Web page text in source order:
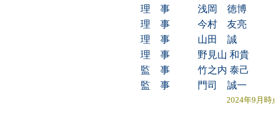
理 事
浅岡 徳博
理 事
今村 友亮
理 事
山田 誠
理 事
野見山 和貴
監 事
竹之内 泰己
監 事
門司 誠一
2024年9月時